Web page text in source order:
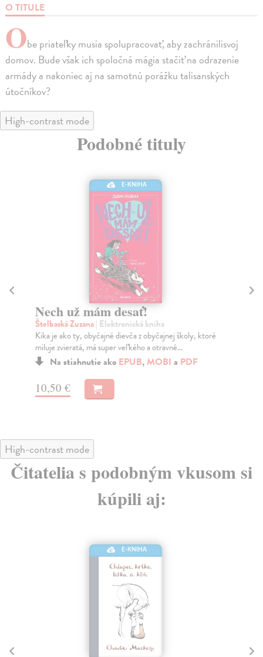
O TITULE
Obe priateľky musia spolupracovať, aby zachránilisvoj
domov. Bude však ich spoločná mágia stačiť na odrazenie
armády a nakoniec aj na samotnú porážku talisanských
útočníkov?
High-contrast mode
Podobné tituly
E-KNIHA
Nech už mám desať!
Štelbaská Zuzana| Elektronická kniha
Kika je ako ty, obyčajné dievča z obyčajnej školy, ktoré
miluje zvieratá, má super veľkého a otravné...
Na stiahnutie ako EPUB,MOBI a PDF
10,50 €
High-contrast mode
Čitatelia s podobným vkusom si
kúpili aj:
E-KNIHA